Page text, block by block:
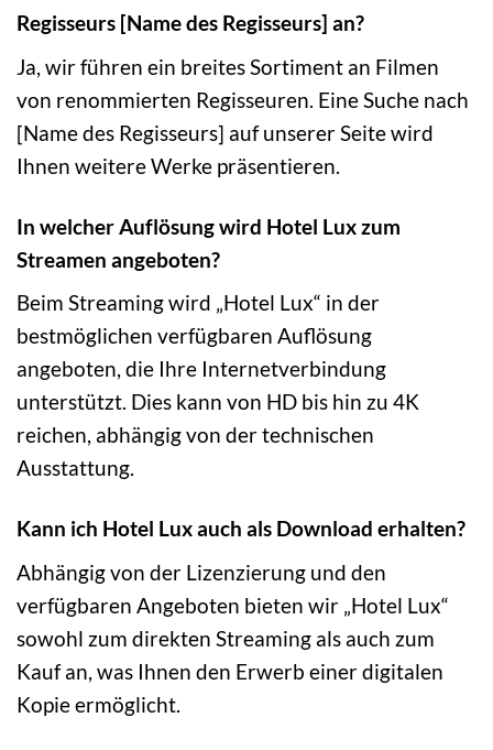
Regisseurs [Name des Regisseurs] an?
Ja, wir führen ein breites Sortiment an Filmen
von renommierten Regisseuren. Eine Suche nach
[Name des Regisseurs] auf unserer Seite wird
Ihnen weitere Werke präsentieren.
In welcher Auflösung wird Hotel Lux zum
Streamen angeboten?
Beim Streaming wird „Hotel Lux“ in der
bestmöglichen verfügbaren Auflösung
angeboten, die Ihre Internetverbindung
unterstützt. Dies kann von HD bis hin zu 4K
reichen, abhängig von der technischen
Ausstattung.
Kann ich Hotel Lux auch als Download erhalten?
Abhängig von der Lizenzierung und den
verfügbaren Angeboten bieten wir „Hotel Lux“
sowohl zum direkten Streaming als auch zum
Kauf an, was Ihnen den Erwerb einer digitalen
Kopie ermöglicht.